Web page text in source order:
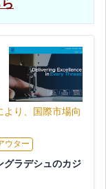
り、国際市場向
ウター
グラデシュのカジ